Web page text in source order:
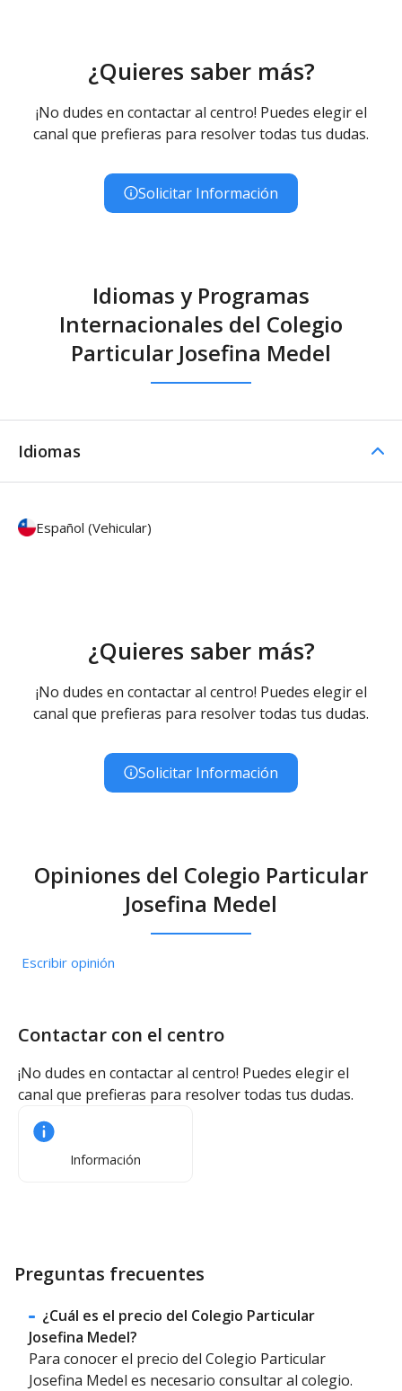
¿Quieres saber más?
¡No dudes en contactar al centro! Puedes elegir el
canal que prefieras para resolver todas tus dudas.
Solicitar Información
Idiomas y Programas
Internacionales del Colegio
Particular Josefina Medel
Idiomas
Español (Vehicular)
¿Quieres saber más?
¡No dudes en contactar al centro! Puedes elegir el
canal que prefieras para resolver todas tus dudas.
Solicitar Información
Opiniones del Colegio Particular
Josefina Medel
Escribir opinión
Contactar con el centro
¡No dudes en contactar al centro! Puedes elegir el
canal que prefieras para resolver todas tus dudas.
Información
Preguntas frecuentes
¿Cuál es el precio del Colegio Particular
Josefina Medel?
Para conocer el precio del Colegio Particular
Josefina Medel es necesario consultar al colegio.